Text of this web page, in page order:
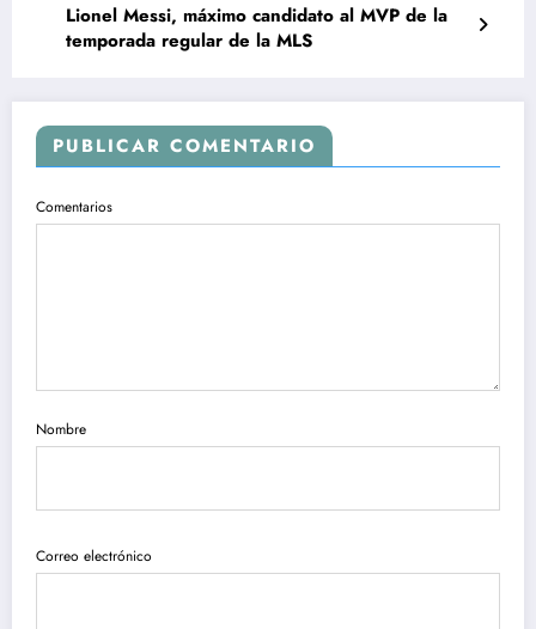
Lionel Messi, máximo candidato al MVP de la
temporada regular de la MLS
PUBLICAR COMENTARIO
Comentarios
Nombre
Correo electrónico